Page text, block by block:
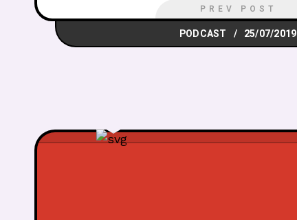
PREV POST
PODCAST 25/07/2019